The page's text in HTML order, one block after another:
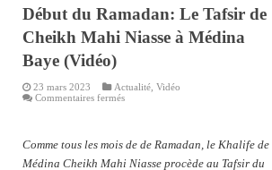
Début du Ramadan: Le Tafsir de
Cheikh Mahi Niasse à Médina
Baye (Vidéo)
23 mars 2023 Actualité ,Vidéo
Commentaires ferméssur
Le
Tafsir
de
Comme tous les mois de de Ramadan, le Khalife de
Médina Cheikh Mahi Niasse procède au Tafsir du